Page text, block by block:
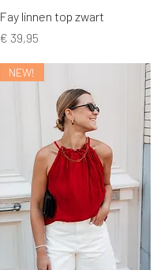
Fay linnen top zwart
Prijs
€ 39,95
NEW!